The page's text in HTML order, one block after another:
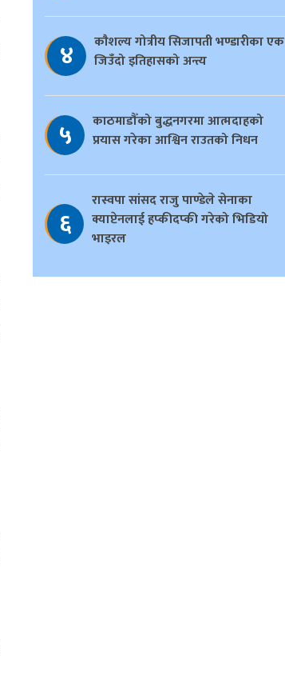
४
काैशल्य गोत्रीय सिजापती भण्डारीका एक
जिउँदो इतिहासको अन्त्य
५
काठमाडौँको बुद्धनगरमा आत्मदाहको
प्रयास गरेका आश्विन राउतको निधन
६
रास्वपा सांसद राजु पाण्डेले सेनाका
क्याप्टेनलाई हप्कीदप्की गरेको भिडियो
भाइरल